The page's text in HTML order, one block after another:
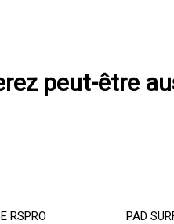
peut-être
Au Panier
RSPRO
PAD